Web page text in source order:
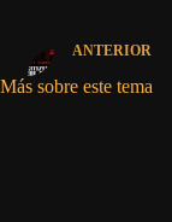
ANTERIOR
Más sobre este tema